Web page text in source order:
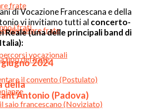
frate
diventare frate
vocazionali
il convento (Postulato)
saio francescano (Noviziato)
i frati
tipo del frate
di Vocazione Francescana e della
vi invitiamo tutti al concerto-
Reale (una delle principali band di
2024
della
(Padova)